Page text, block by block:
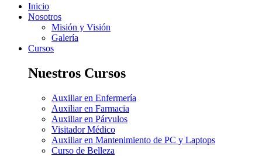
Inicio
Nosotros
Misión y Visión
Galería
Cursos
Nuestros Cursos
Auxiliar en Enfermería
Auxiliar en Farmacia
Auxiliar en Párvulos
Visitador Médico
Auxiliar en Mantenimiento de PC y Laptops
Curso de Belleza